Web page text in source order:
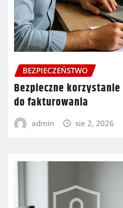
BEZPIECZEŃSTWO
Bezpieczne
do fakturowania
admin sie 2, 2026